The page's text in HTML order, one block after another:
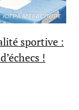
sportive :
!